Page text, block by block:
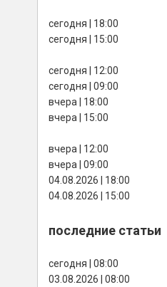
сегодня | 18:00
сегодня | 15:00
сегодня | 12:00
сегодня | 09:00
вчера | 18:00
вчера | 15:00
вчера | 12:00
вчера | 09:00
04.08.2026 | 18:00
04.08.2026 | 15:00
последние статьи
сегодня | 08:00
03.08.2026 | 08:00